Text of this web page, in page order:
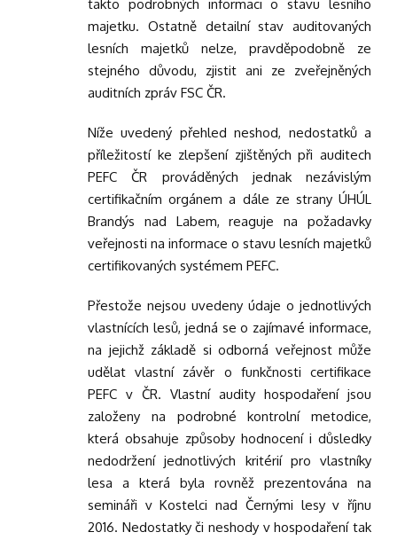
takto podrobných informaci o stavu lesního
majetku. Ostatně detailní stav auditovaných
lesních majetků nelze, pravděpodobně ze
stejného důvodu, zjistit ani ze zveřejněných
auditních zpráv FSC ČR.
Níže uvedený přehled neshod, nedostatků a
příležitostí ke zlepšení zjištěných při auditech
PEFC ČR prováděných jednak nezávislým
certifikačním orgánem a dále ze strany ÚHÚL
Brandýs nad Labem, reaguje na požadavky
veřejnosti na informace o stavu lesních majetků
certifikovaných systémem PEFC.
Přestože nejsou uvedeny údaje o jednotlivých
vlastnících lesů, jedná se o zajímavé informace,
na jejichž základě si odborná veřejnost může
udělat vlastní závěr o funkčnosti certifikace
PEFC v ČR. Vlastní audity hospodaření jsou
založeny na podrobné kontrolní metodice,
která obsahuje způsoby hodnocení i důsledky
nedodržení jednotlivých kritérií pro vlastníky
lesa a která byla rovněž prezentována na
semináři v Kostelci nad Černými lesy v říjnu
2016. Nedostatky či neshody v hospodaření tak